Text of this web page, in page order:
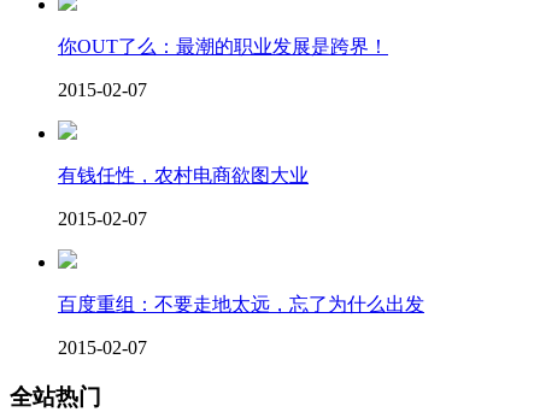
你OUT了么：最潮的职业发展是跨界！
2015-02-07
有钱任性，农村电商欲图大业
2015-02-07
百度重组：不要走地太远，忘了为什么出发
2015-02-07
全站热门